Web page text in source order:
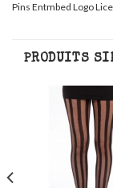
Pins Entmbed Logo
PRODUITS